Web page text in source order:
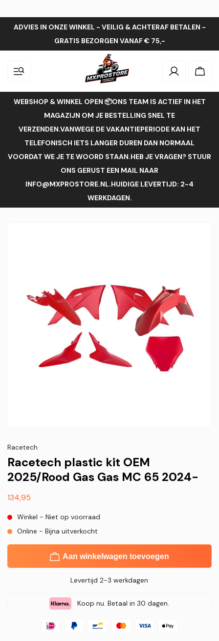
ADVIES IN ONZE WINKEL - VEILIG & ACHTERAF BETALEN -
GRATIS BEZORGEN VANAF € 75,-
Inloggen
WEBSHOP & WINKEL OPEN 📦ONS TEAM IS ACTIEF IN HET
MAGAZIJN OM JE BESTELLING SNEL TE
VERZENDEN.VANWEGE DE VAKANTIEPERIODE KAN HET
TELEFONISCH IETS LANGER DUREN DAN NORMAAL
VOORDAT WE JE TE WOORD STAAN.HEB JE VRAGEN? STUUR
ONS GERUST EEN MAIL NAAR
INFO@MXPROSTORE.NL.HUIDIGE LEVERTIJD: 2-4
WERKDAGEN.
Racetech
Racetech plastic kit OEM
2025/Rood Gas Gas MC 65 2024-
Normale
134,95
Winkel - Niet op voorraad
Online - Bijna uitverkocht
Aan winkelwagen toevoegen
Levertijd 2-3 werkdagen
Koop nu. Betaal in 30 dagen.